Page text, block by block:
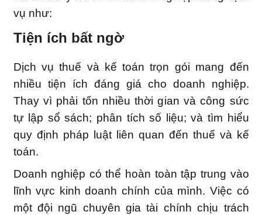
vụ như:
Tiện ích bất ngờ
Dịch vụ thuế và kế toán trọn gói mang đến
nhiều tiện ích đáng giá cho doanh nghiệp.
Thay vì phải tốn nhiều thời gian và công sức
tự lập sổ sách; phân tích số liệu; và tìm hiểu
quy định pháp luật liên quan đến thuế và kế
toán.
Doanh nghiệp có thể hoàn toàn tập trung vào
lĩnh vực kinh doanh chính của mình. Việc có
một đội ngũ chuyên gia tài chính chịu trách